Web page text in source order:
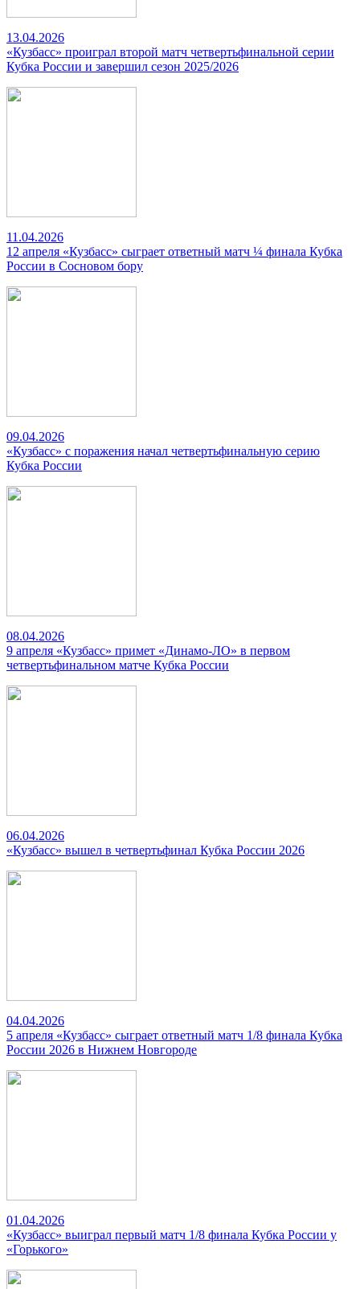
13.04.2026
«Кузбасс» проиграл второй матч четвертьфинальной серии
Кубка России и завершил сезон 2025/2026
11.04.2026
12 апреля «Кузбасс» сыграет ответный матч ¼ финала Кубка
России в Сосновом бору
09.04.2026
«Кузбасс» с поражения начал четвертьфинальную серию
Кубка России
08.04.2026
9 апреля «Кузбасс» примет «Динамо-ЛО» в первом
четвертьфинальном матче Кубка России
06.04.2026
«Кузбасс» вышел в четвертьфинал Кубка России 2026
04.04.2026
5 апреля «Кузбасс» сыграет ответный матч 1/8 финала Кубка
России 2026 в Нижнем Новгороде
01.04.2026
«Кузбасс» выиграл первый матч 1/8 финала Кубка России у
«Горького»